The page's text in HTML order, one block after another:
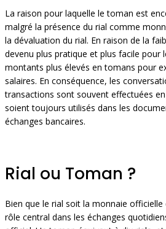
La raison pour laquelle le toman est
malgré la présence du rial comme
la dévaluation du rial. En raison de la
devenu plus pratique et plus facile pour
montants plus élevés en tomans pour
salaires. En conséquence, les
transactions sont souvent effectuées
soient toujours utilisés dans les
échanges bancaires.
Rial ou Toman ?
Bien que le rial soit la monnaie officielle
rôle central dans les échanges